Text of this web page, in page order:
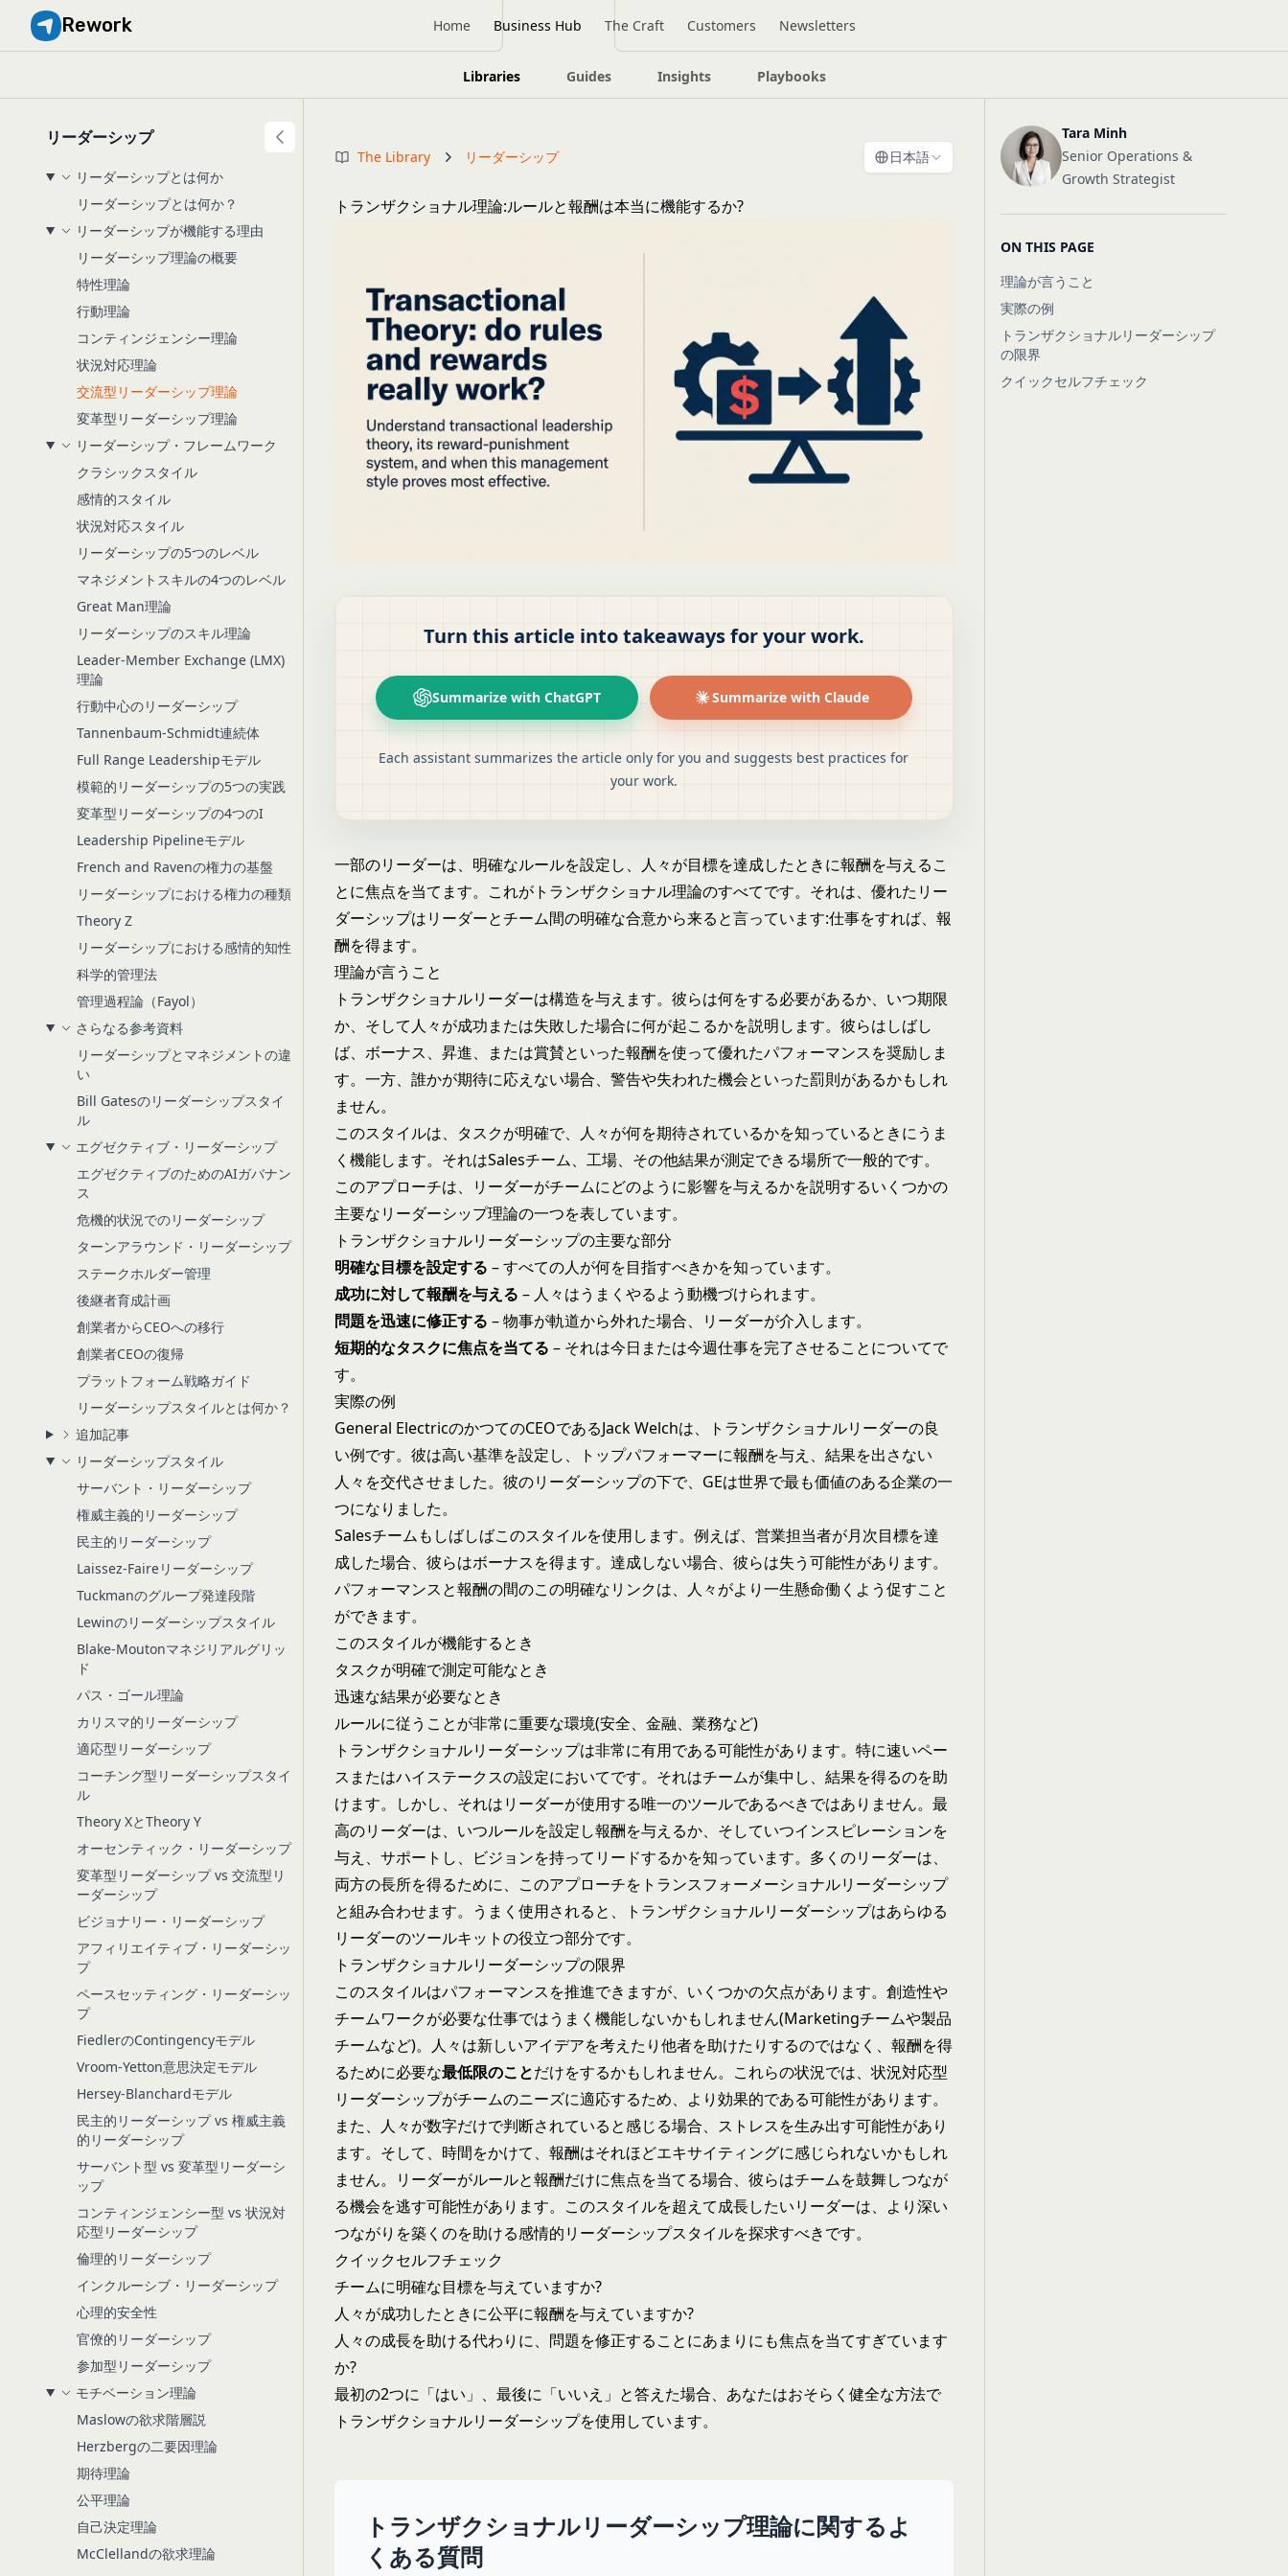
Rework Home Business Hub The Craft Customers Newsletters
Libraries Guides Insights Playbooks
リーダーシップ
リーダーシップとは何か
リーダーシップとは何か？
リーダーシップが機能する理由
リーダーシップ理論の概要
特性理論
行動理論
コンティンジェンシー理論
状況対応理論
交流型リーダーシップ理論
変革型リーダーシップ理論
リーダーシップ・フレームワーク
クラシックスタイル
感情的スタイル
状況対応スタイル
リーダーシップの5つのレベル
マネジメントスキルの4つのレベル
Great Man理論
リーダーシップのスキル理論
Leader-Member Exchange (LMX)
理論
行動中心のリーダーシップ
Tannenbaum-Schmidt連続体
Full Range Leadershipモデル
模範的リーダーシップの5つの実践
変革型リーダーシップの4つのI
Leadership Pipelineモデル
French and Ravenの権力の基盤
リーダーシップにおける権力の種類
Theory Z
リーダーシップにおける感情的知性
科学的管理法
管理過程論（Fayol）
さらなる参考資料
リーダーシップとマネジメントの違
い
Bill Gatesのリーダーシップスタイ
ル
エグゼクティブ・リーダーシップ
エグゼクティブのためのAIガバナン
ス
危機的状況でのリーダーシップ
ターンアラウンド・リーダーシップ
ステークホルダー管理
後継者育成計画
創業者からCEOへの移行
創業者CEOの復帰
プラットフォーム戦略ガイド
リーダーシップスタイルとは何か？
追加記事
リーダーシップスタイル
サーバント・リーダーシップ
権威主義的リーダーシップ
民主的リーダーシップ
Laissez-Faireリーダーシップ
Tuckmanのグループ発達段階
Lewinのリーダーシップスタイル
Blake-Moutonマネジリアルグリッ
ド
パス・ゴール理論
カリスマ的リーダーシップ
適応型リーダーシップ
コーチング型リーダーシップスタイ
ル
Theory XとTheory Y
オーセンティック・リーダーシップ
変革型リーダーシップ vs 交流型リ
ーダーシップ
ビジョナリー・リーダーシップ
アフィリエイティブ・リーダーシッ
プ
ペースセッティング・リーダーシッ
プ
FiedlerのContingencyモデル
Vroom-Yetton意思決定モデル
Hersey-Blanchardモデル
民主的リーダーシップ vs 権威主義
的リーダーシップ
サーバント型 vs 変革型リーダーシ
ップ
コンティンジェンシー型 vs 状況対
応型リーダーシップ
倫理的リーダーシップ
インクルーシブ・リーダーシップ
心理的安全性
官僚的リーダーシップ
参加型リーダーシップ
モチベーション理論
Maslowの欲求階層説
Herzbergの二要因理論
期待理論
公平理論
自己決定理論
McClellandの欲求理論
The Library リーダーシップ 日本語
トランザクショナル理論:ルールと報酬は本当に機能するか?
Turn this article into takeaways for your work.
Summarize with ChatGPT Summarize with Claude
Each assistant summarizes the article only for you and suggests best practices for
your work.
一部のリーダーは、明確なルールを設定し、人々が目標を達成したときに報酬を与えるこ
とに焦点を当てます。これがトランザクショナル理論のすべてです。それは、優れたリー
ダーシップはリーダーとチーム間の明確な合意から来ると言っています:仕事をすれば、報
酬を得ます。
理論が言うこと
トランザクショナルリーダーは構造を与えます。彼らは何をする必要があるか、いつ期限
か、そして人々が成功または失敗した場合に何が起こるかを説明します。彼らはしばし
ば、ボーナス、昇進、または賞賛といった報酬を使って優れたパフォーマンスを奨励しま
す。一方、誰かが期待に応えない場合、警告や失われた機会といった罰則があるかもしれ
ません。
このスタイルは、タスクが明確で、人々が何を期待されているかを知っているときにうま
く機能します。それはSalesチーム、工場、その他結果が測定できる場所で一般的です。
このアプローチは、リーダーがチームにどのように影響を与えるかを説明するいくつかの
主要なリーダーシップ理論の一つを表しています。
トランザクショナルリーダーシップの主要な部分
明確な目標を設定する – すべての人が何を目指すべきかを知っています。
成功に対して報酬を与える – 人々はうまくやるよう動機づけられます。
問題を迅速に修正する – 物事が軌道から外れた場合、リーダーが介入します。
短期的なタスクに焦点を当てる – それは今日または今週仕事を完了させることについてで
す。
実際の例
General ElectricのかつてのCEOであるJack Welchは、トランザクショナルリーダーの良
い例です。彼は高い基準を設定し、トップパフォーマーに報酬を与え、結果を出さない
人々を交代させました。彼のリーダーシップの下で、GEは世界で最も価値のある企業の一
つになりました。
Salesチームもしばしばこのスタイルを使用します。例えば、営業担当者が月次目標を達
成した場合、彼らはボーナスを得ます。達成しない場合、彼らは失う可能性があります。
パフォーマンスと報酬の間のこの明確なリンクは、人々がより一生懸命働くよう促すこと
ができます。
このスタイルが機能するとき
タスクが明確で測定可能なとき
迅速な結果が必要なとき
ルールに従うことが非常に重要な環境(安全、金融、業務など)
トランザクショナルリーダーシップは非常に有用である可能性があります。特に速いペー
スまたはハイステークスの設定においてです。それはチームが集中し、結果を得るのを助
けます。しかし、それはリーダーが使用する唯一のツールであるべきではありません。最
高のリーダーは、いつルールを設定し報酬を与えるか、そしていつインスピレーションを
与え、サポートし、ビジョンを持ってリードするかを知っています。多くのリーダーは、
両方の長所を得るために、このアプローチを トランスフォーメーショナルリーダーシップ
と組み合わせます。うまく使用されると、トランザクショナルリーダーシップはあらゆる
リーダーのツールキットの役立つ部分です。
トランザクショナルリーダーシップの限界
このスタイルはパフォーマンスを推進できますが、いくつかの欠点があります。創造性や
チームワークが必要な仕事ではうまく機能しないかもしれません(Marketingチームや製品
チームなど)。人々は新しいアイデアを考えたり他者を助けたりするのではなく、報酬を得
るために必要な最低限のことだけをするかもしれません。これらの状況では、状況対応型
リーダーシップがチームのニーズに適応するため、より効果的である可能性があります。
また、人々が数字だけで判断されていると感じる場合、ストレスを生み出す可能性があり
ます。そして、時間をかけて、報酬はそれほどエキサイティングに感じられないかもしれ
ません。リーダーがルールと報酬だけに焦点を当てる場合、彼らはチームを鼓舞しつなが
る機会を逃す可能性があります。このスタイルを超えて成長したいリーダーは、より深い
つながりを築くのを助ける感情的リーダーシップスタイルを探求すべきです。
クイックセルフチェック
チームに明確な目標を与えていますか?
人々が成功したときに公平に報酬を与えていますか?
人々の成長を助ける代わりに、問題を修正することにあまりにも焦点を当てすぎています
か?
最初の2つに「はい」、最後に「いいえ」と答えた場合、あなたはおそらく健全な方法で
トランザクショナルリーダーシップを使用しています。
トランザクショナルリーダーシップ理論に関するよ
くある質問
Tara Minh
Senior Operations &
Growth Strategist
ON THIS PAGE
理論が言うこと
実際の例
トランザクショナルリーダーシップ
の限界
クイックセルフチェック